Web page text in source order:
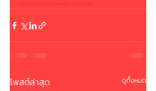
โพสต์ล่าสุด ดูทั้งหมด